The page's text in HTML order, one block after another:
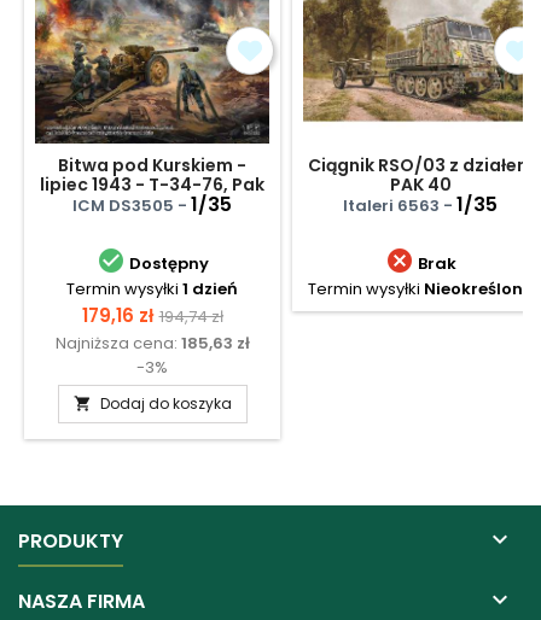
Bitwa pod Kurskiem -
lipiec 1943 - T-34-76, Pak
36(r ) z obsługą
ICM DS3505 - 1/35
 Dostępny
Termin wysyłki 1 dzień
Cena
179,16 zł Cena
podstawowa
194,74 zł
Najniższa cena: 185,63 zł
-3%
 Dodaj do koszyka
Ciągnik RSO/03 z działem
PAK 40
Italeri 6563 - 1/35
 Brak
Termin wysyłki Nieokreślony
PRODUKTY 
NASZA FIRMA 